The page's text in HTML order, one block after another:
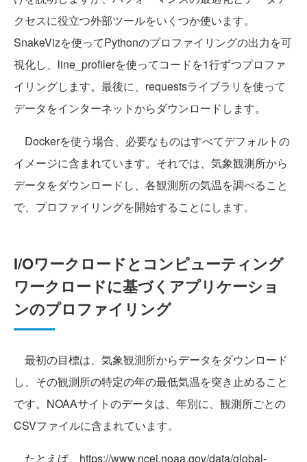
クセスに役立つ外部ツールをいくつか使います。
SnakeVizを使ってPythonのプロファイリングの出力を可
視化し、line_profilerを使ってコードを1行ずつプロファ
イリングします。最後に、requestsライブラリを使って
データをインターネットからダウンロードします。
Dockerを使う場合、必要なものはすべてデフォルトの
イメージに含まれています。それでは、気象観測所から
データをダウンロードし、各観測所の気温を調べること
で、プロファイリングを開始することにします。
I/Oワークロードとコンピューティング
ワークロードに基づくアプリケーショ
ンのプロファイリング
最初の目標は、気象観測所からデータをダウンロード
し、その観測所の特定の年の最低気温を突き止めること
です。NOAAサイトのデータは、年別に、観測所ごとの
CSVファイルに含まれています。
たとえば、https://www.ncei.noaa.gov/data/global-